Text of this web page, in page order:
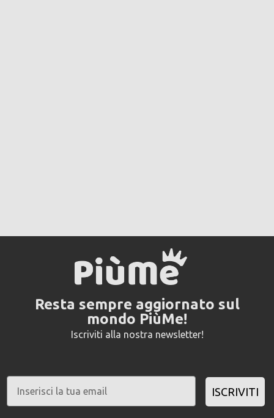
Resta sempre aggiornato sul
mondo PiùMe!
Iscriviti alla nostra newsletter!
ISCRIVITI